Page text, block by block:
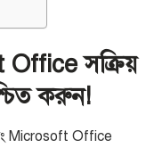
সক্রিয়
করুন!
Microsoft Office